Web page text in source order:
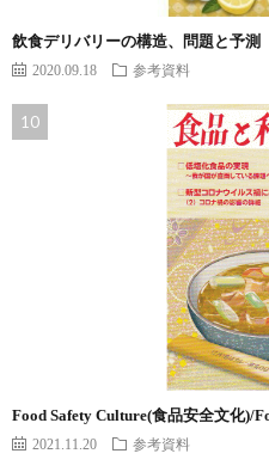
飲食デリバリーの構造、問題と予測
2020.09.18 参考資料
Food Safety Culture(食品安全文化
2021.11.20 参考資料